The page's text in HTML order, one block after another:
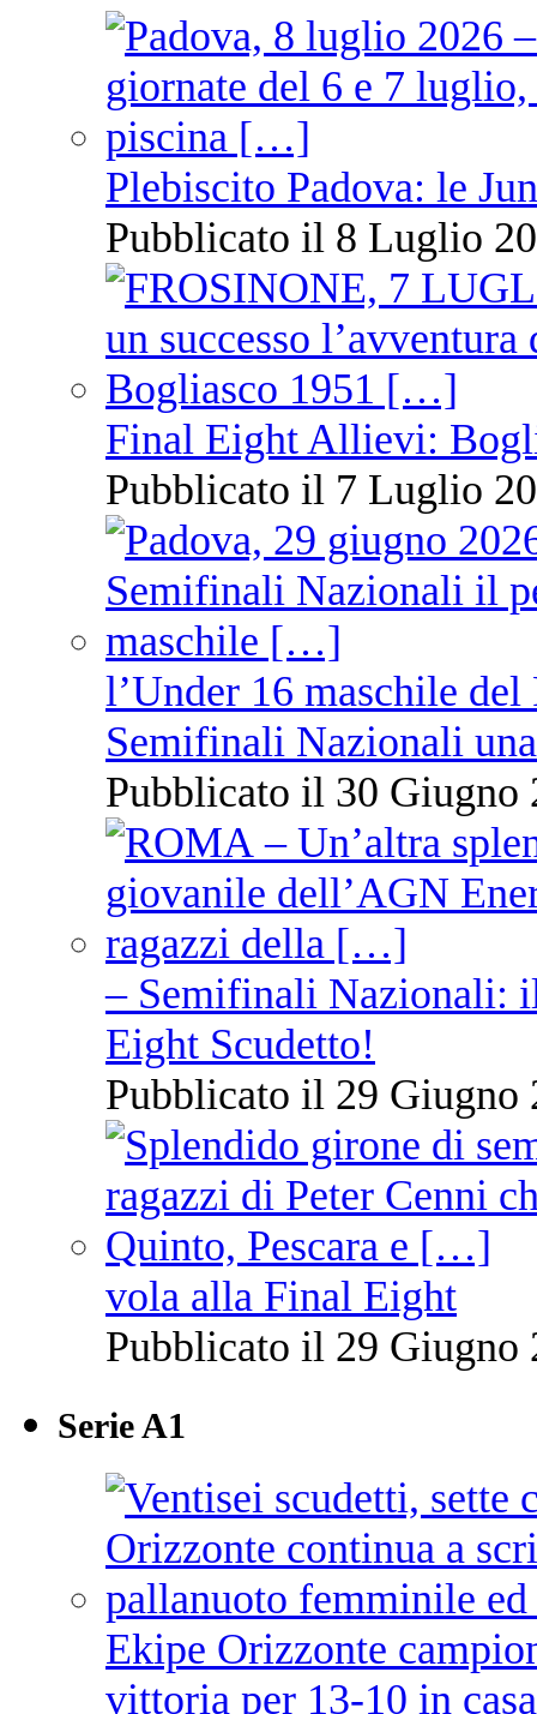
Plebiscito Padova: le
Pubblicato il 8 Luglio
Final Eight Allievi:
Pubblicato il 7 Luglio
l’Under 16 maschile
Semifinali Nazionali
Pubblicato il 30 Giugno
– Semifinali Nazionali:
Eight Scudetto!
Pubblicato il 29 Giugno
vola alla Final Eight
Pubblicato il 29 Giugno
Serie A1
Ekipe Orizzonte
vittoria per 13-10 in